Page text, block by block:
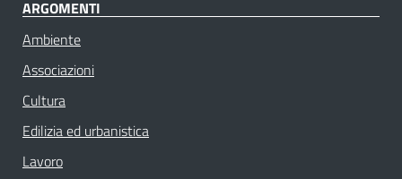
ARGOMENTI
Ambiente
Associazioni
Cultura
Edilizia ed urbanistica
Lavoro